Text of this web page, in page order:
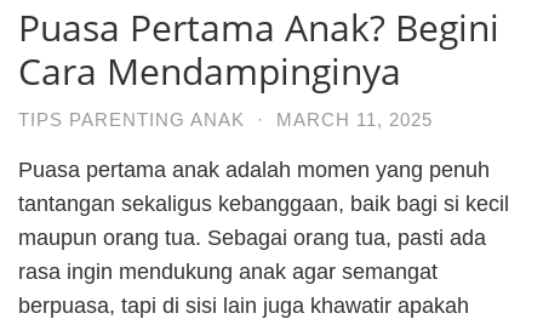
Puasa Pertama Anak? Begini
Cara Mendampinginya
TIPS PARENTING ANAK · MARCH 11, 2025
Puasa pertama anak adalah momen yang penuh
tantangan sekaligus kebanggaan, baik bagi si kecil
maupun orang tua. Sebagai orang tua, pasti ada
rasa ingin mendukung anak agar semangat
berpuasa, tapi di sisi lain juga khawatir apakah